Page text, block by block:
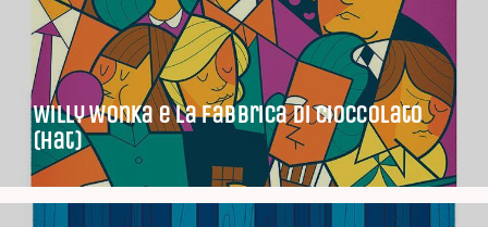
Willy Wonka e la fabbrica di cioccolato
(Hat)